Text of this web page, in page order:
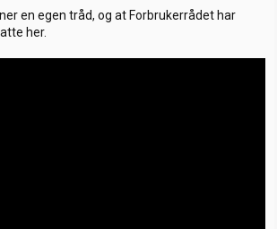
en egen tråd, og at Forbrukerrådet har
her.